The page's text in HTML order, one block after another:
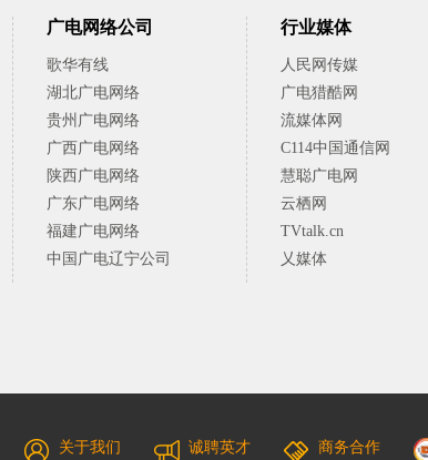
广电网络公司
歌华有线
湖北广电网络
贵州广电网络
广西广电网络
陕西广电网络
广东广电网络
福建广电网络
中国广电辽宁公司
行业媒体
人民网传媒
广电猎酷网
流媒体网
C114中国通信网
慧聪广电网
云栖网
TVtalk.cn
乂媒体
关于我们 诚聘英才 商务合作